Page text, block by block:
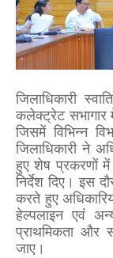
जिलाधिकारी
कलेक्ट्रेट सभागार
जिसमें विभिन्न
जिलाधिकारी ने
हुए शेष प्रकरणों में
निर्देश दिए। इस
करते हुए
हेल्पलाइन एवं
प्राथमिकता और
जाए।